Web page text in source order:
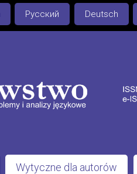
Русский Deutsch
Wytyczne dla autorów